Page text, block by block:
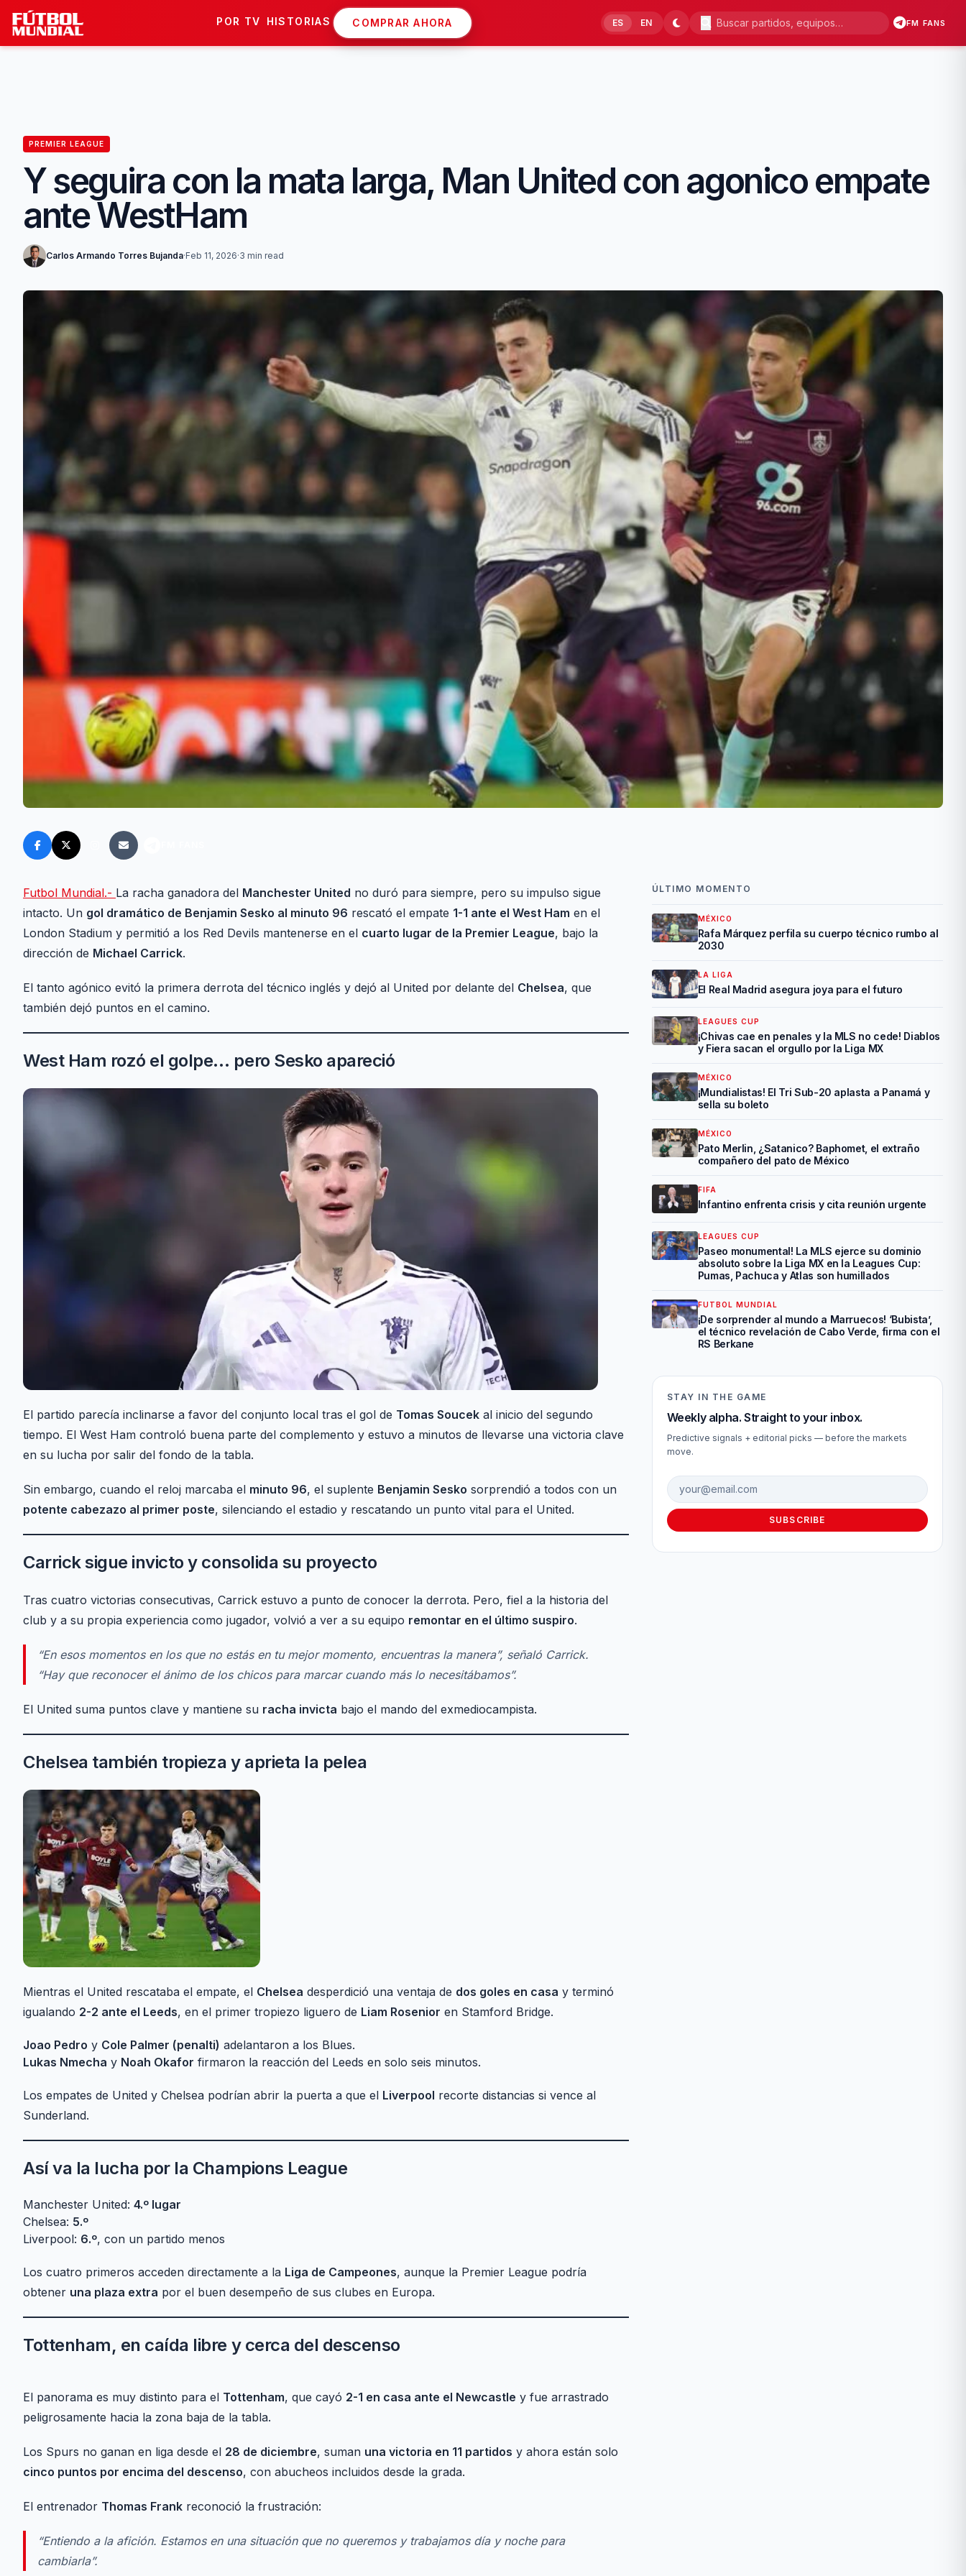
Skip to content
POR TV HISTORIAS COMPRAR AHORA ES EN FM FANS
PREMIER LEAGUE
Y seguira con la mata larga, Man United con agonico empate
ante WestHam
Carlos Armando Torres Bujanda·Feb 11, 2026·3 min read
Futbol Mundial.- La racha ganadora del Manchester United no duró para siempre, pero su impulso sigue
intacto. Un gol dramático de Benjamin Sesko al minuto 96 rescató el empate 1-1 ante el West Ham en el
London Stadium y permitió a los Red Devils mantenerse en el cuarto lugar de la Premier League, bajo la
dirección de Michael Carrick.
El tanto agónico evitó la primera derrota del técnico inglés y dejó al United por delante del Chelsea, que
también dejó puntos en el camino.
West Ham rozó el golpe… pero Sesko apareció
El partido parecía inclinarse a favor del conjunto local tras el gol de Tomas Soucek al inicio del segundo
tiempo. El West Ham controló buena parte del complemento y estuvo a minutos de llevarse una victoria clave
en su lucha por salir del fondo de la tabla.
Sin embargo, cuando el reloj marcaba el minuto 96, el suplente Benjamin Sesko sorprendió a todos con un
potente cabezazo al primer poste, silenciando el estadio y rescatando un punto vital para el United.
Carrick sigue invicto y consolida su proyecto
Tras cuatro victorias consecutivas, Carrick estuvo a punto de conocer la derrota. Pero, fiel a la historia del
club y a su propia experiencia como jugador, volvió a ver a su equipo remontar en el último suspiro.
“En esos momentos en los que no estás en tu mejor momento, encuentras la manera”, señaló Carrick.
“Hay que reconocer el ánimo de los chicos para marcar cuando más lo necesitábamos”.
El United suma puntos clave y mantiene su racha invicta bajo el mando del exmediocampista.
Chelsea también tropieza y aprieta la pelea
Mientras el United rescataba el empate, el Chelsea desperdició una ventaja de dos goles en casa y terminó
igualando 2-2 ante el Leeds, en el primer tropiezo liguero de Liam Rosenior en Stamford Bridge.
Joao Pedro y Cole Palmer (penalti) adelantaron a los Blues.
Lukas Nmecha y Noah Okafor firmaron la reacción del Leeds en solo seis minutos.
Los empates de United y Chelsea podrían abrir la puerta a que el Liverpool recorte distancias si vence al
Sunderland.
Así va la lucha por la Champions League
Manchester United: 4.º lugar
Chelsea: 5.º
Liverpool: 6.º, con un partido menos
Los cuatro primeros acceden directamente a la Liga de Campeones, aunque la Premier League podría
obtener una plaza extra por el buen desempeño de sus clubes en Europa.
Tottenham, en caída libre y cerca del descenso
El panorama es muy distinto para el Tottenham, que cayó 2-1 en casa ante el Newcastle y fue arrastrado
peligrosamente hacia la zona baja de la tabla.
Los Spurs no ganan en liga desde el 28 de diciembre, suman una victoria en 11 partidos y ahora están solo
cinco puntos por encima del descenso, con abucheos incluidos desde la grada.
El entrenador Thomas Frank reconoció la frustración:
“Entiendo a la afición. Estamos en una situación que no queremos y trabajamos día y noche para
cambiarla”.
ÚLTIMO MOMENTO
MÉXICO
Rafa Márquez perfila su cuerpo técnico rumbo al
2030
LA LIGA
El Real Madrid asegura joya para el futuro
LEAGUES CUP
¡Chivas cae en penales y la MLS no cede! Diablos
y Fiera sacan el orgullo por la Liga MX
MÉXICO
¡Mundialistas! El Tri Sub-20 aplasta a Panamá y
sella su boleto
MÉXICO
Pato Merlin, ¿Satanico? Baphomet, el extraño
compañero del pato de México
FIFA
Infantino enfrenta crisis y cita reunión urgente
LEAGUES CUP
Paseo monumental! La MLS ejerce su dominio
absoluto sobre la Liga MX en la Leagues Cup:
Pumas, Pachuca y Atlas son humillados
FUTBOL MUNDIAL
¡De sorprender al mundo a Marruecos! ‘Bubista’,
el técnico revelación de Cabo Verde, firma con el
RS Berkane
STAY IN THE GAME
Weekly alpha. Straight to your inbox.
Predictive signals + editorial picks — before the markets
move.
Email address
SUBSCRIBE